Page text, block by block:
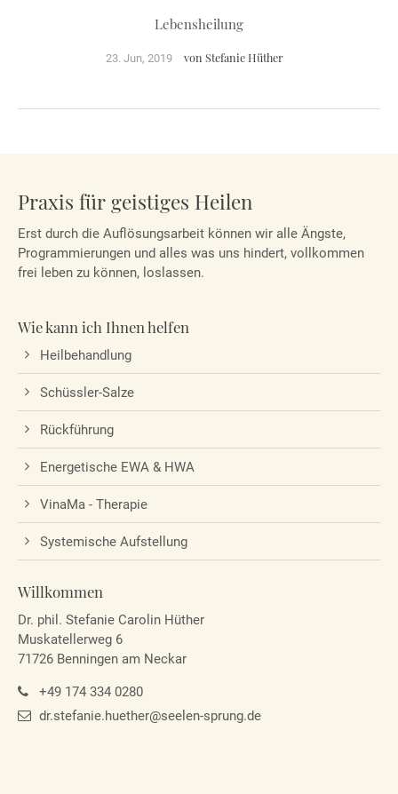
/ 365days
Get in touch
376-293 City Road, Suite 600
San Francisco, CA 94102
+44 1234 567 890
Drop us a line
About us
Lorem ipsum dolor sit amet, consectetuer adipiscing elit.
natoque penatibus et magnis dis parturient montes, nascetur
Lebensheilung
23. Jun, 2019 von Stefanie Hüther
Wer nicht handelt, wird behandelt...
Weiterlesen …
Praxis für geistiges Heilen
Erst durch die Auflösungsarbeit können wir alle Ängste,
Programmierungen und alles was uns hindert, vollkommen
frei leben zu können, loslassen.
Wie kann ich Ihnen helfen
Heilbehandlung
Schüssler-Salze
Rückführung
Energetische EWA & HWA
VinaMa - Therapie
Systemische Aufstellung
Willkommen
Dr. phil. Stefanie Carolin Hüther
Muskatellerweg 6
71726 Benningen am Neckar
+49 174 334 0280
dr.stefanie.huether@seelen-sprung.de